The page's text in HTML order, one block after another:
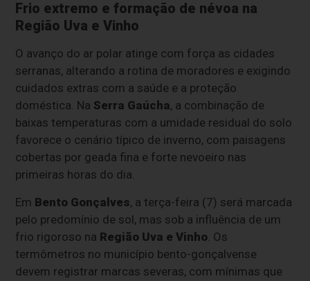
Frio extremo e formação de névoa na
Região Uva e Vinho
O avanço do ar polar atinge com força as cidades
serranas, alterando a rotina de moradores e exigindo
cuidados extras com a saúde e a proteção
doméstica. Na Serra Gaúcha, a combinação de
baixas temperaturas com a umidade residual do solo
favorece o cenário típico de inverno, com paisagens
cobertas por geada fina e forte nevoeiro nas
primeiras horas do dia.
Em Bento Gonçalves, a terça-feira (7) será marcada
pelo predomínio de sol, mas sob a influência de um
frio rigoroso na Região Uva e Vinho. Os
termômetros no município bento-gonçalvense
devem registrar marcas severas, com mínimas que